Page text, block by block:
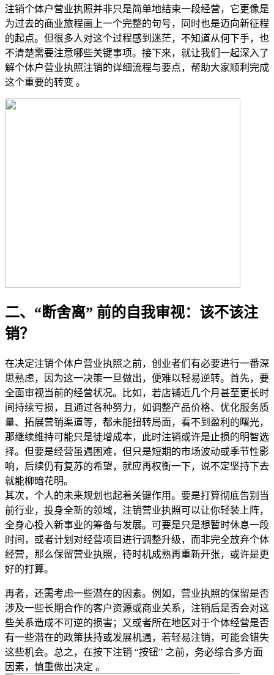
注销个体户营业执照并非只是简单地结束一段经营，它更像是
为过去的商业旅程画上一个完整的句号，同时也是迈向新征程
的起点。但很多人对这个过程感到迷茫，不知道从何下手，也
不清楚需要注意哪些关键事项。接下来，就让我们一起深入了
解个体户营业执照注销的详细流程与要点，帮助大家顺利完成
这个重要的转变 。
二、“断舍离” 前的自我审视：该不该注
销？
在决定注销个体户营业执照之前，创业者们有必要进行一番深
思熟虑，因为这一决策一旦做出，便难以轻易逆转。首先，要
全面审视当前的经营状况。比如，若店铺近几个月甚至更长时
间持续亏损，且通过各种努力，如调整产品价格、优化服务质
量、拓展营销渠道等，都未能扭转局面，看不到盈利的曙光，
那继续维持可能只是徒增成本，此时注销或许是止损的明智选
择。但要是经营虽遇困难，但只是短期的市场波动或季节性影
响，后续仍有复苏的希望，就应再权衡一下，说不定坚持下去
就能柳暗花明。
其次，个人的未来规划也起着关键作用。要是打算彻底告别当
前行业，投身全新的领域，注销营业执照可以让你轻装上阵，
全身心投入新事业的筹备与发展。可要是只是想暂时休息一段
时间，或者计划对经营项目进行调整升级，而非完全放弃个体
经营，那么保留营业执照，待时机成熟再重新开张，或许是更
好的打算。
再者，还需考虑一些潜在的因素。例如，营业执照的保留是否
涉及一些长期合作的客户资源或商业关系，注销后是否会对这
些关系造成不可逆的损害；又或者所在地区对于个体经营是否
有一些潜在的政策扶持或发展机遇，若轻易注销，可能会错失
这些机会。总之，在按下注销 “按钮” 之前，务必综合多方面
因素，慎重做出决定 。